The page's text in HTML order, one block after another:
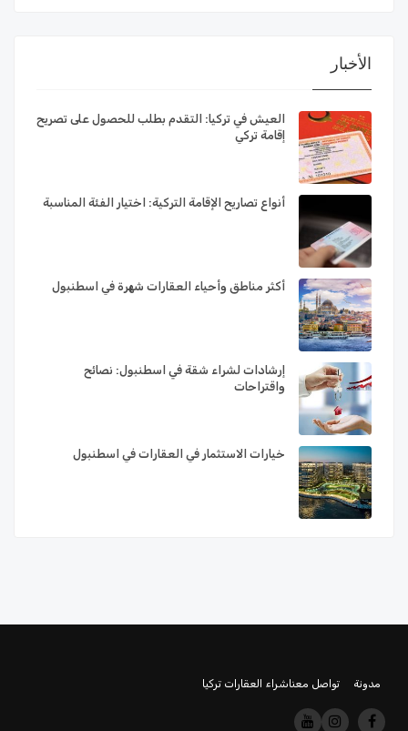
الأخبار
العيش في تركيا: التقدم بطلب للحصول على تصريح
إقامة تركي
أنواع تصاريح الإقامة التركية: اختيار الفئة المناسبة
أكثر مناطق وأحياء العقارات شهرة في اسطنبول
إرشادات لشراء شقة في اسطنبول: نصائح
واقتراحات
خيارات الاستثمار في العقارات في اسطنبول
مدونة تواصل معناشراء العقارات تركيا